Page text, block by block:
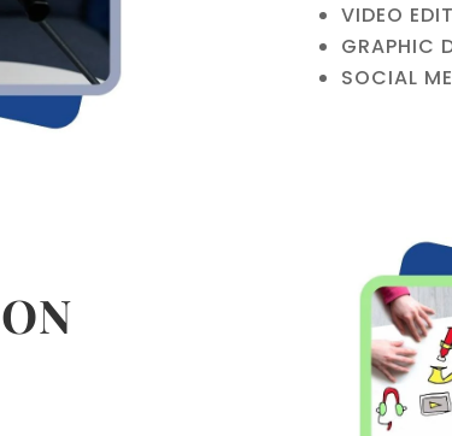
VIDEO
GRAPHIC
SOCIAL